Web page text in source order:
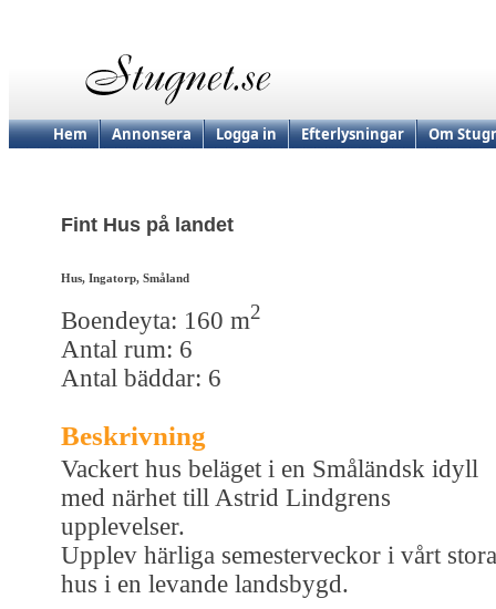
Hem Annonsera Logga in Efterlysningar Om
Fint Hus på landet
Hus, Ingatorp, Småland
Boendeyta: 160 m2
Antal rum: 6
Antal bäddar: 6
Beskrivning
Vackert hus beläget i en Småländsk idyll
med närhet till Astrid Lindgrens
upplevelser.
Upplev härliga semesterveckor i vårt stora
hus i en levande landsbygd.